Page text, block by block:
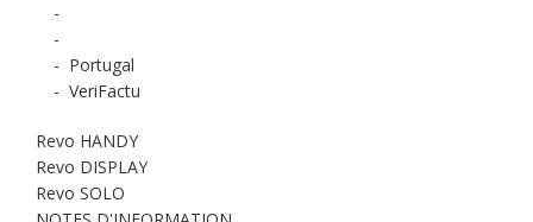
-
-
- Portugal
- VeriFactu
Revo HANDY
Revo DISPLAY
Revo SOLO